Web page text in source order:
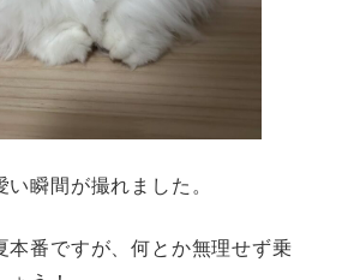
瞬間が撮れました。
本番ですが、何とか無理せず乗